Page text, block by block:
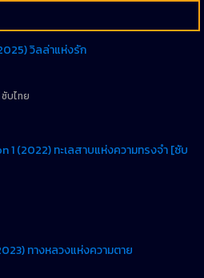
วิลล่าแห่งรัก
บไทย
1 (2022) ทะเลสาบแห่งความทรงจำ [ซับ
ทางหลวงแห่งความตาย